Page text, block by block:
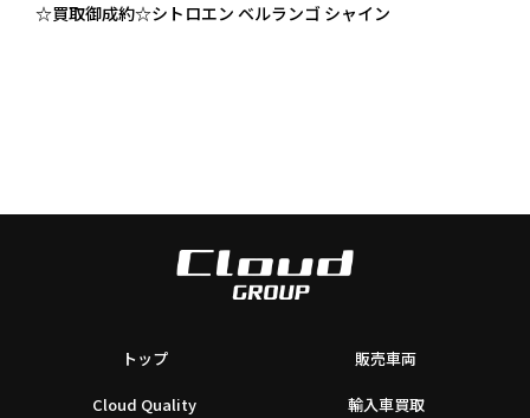
☆買取御成約☆シトロエン ベルランゴ シャイン
トップ 販売車両
Cloud Quality 輸入車買取